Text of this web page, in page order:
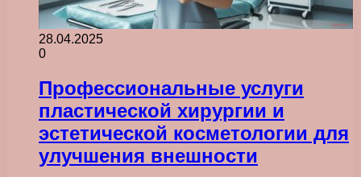
28.04.2025
0
Профессиональные услуги
пластической хирургии и
эстетической косметологии для
улучшения внешности